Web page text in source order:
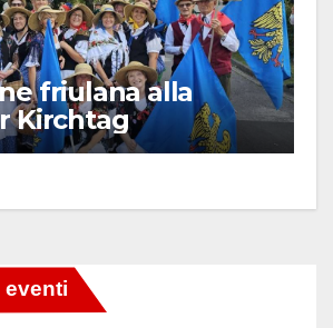
friulana alla
Kirchtag